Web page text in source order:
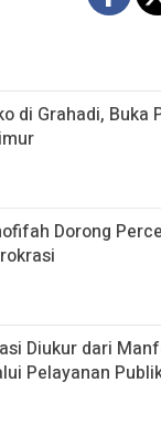
di Grahadi, Buka
Dorong
Diukur dari
Pelayanan